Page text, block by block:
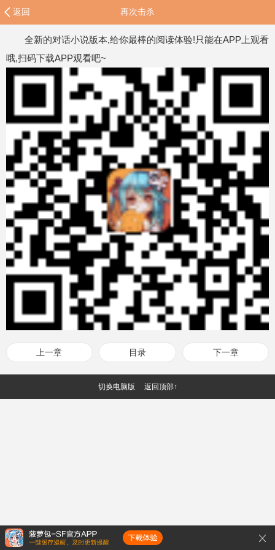
返回 再次击杀
全新的对话小说版本,给你最棒的阅读体验!只能在APP上观看
哦,扫码下载APP观看吧~
上一章 目录 下一章
切换电脑版 返回顶部↑